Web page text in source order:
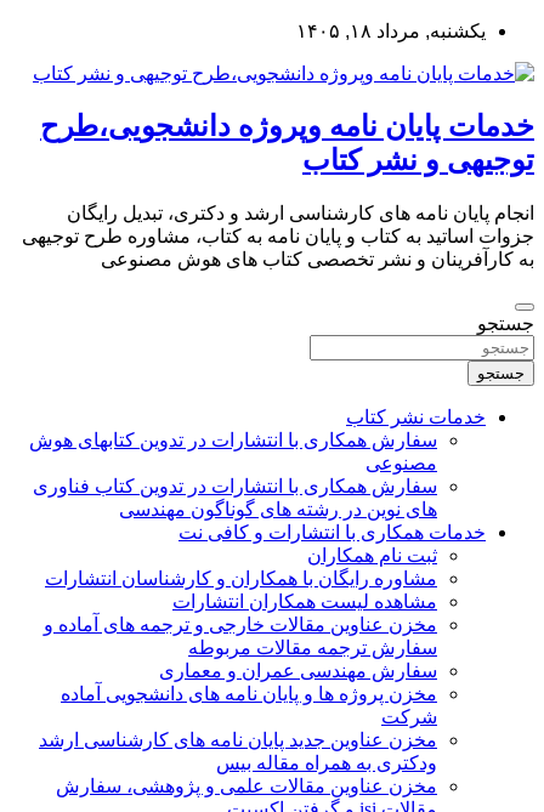
بروید
یکشنبه, مرداد ۱۸, ۱۴۰۵
خدمات پایان نامه وپروژه دانشجویی،طرح
توجیهی و نشر کتاب
انجام پایان نامه های کارشناسی ارشد و دکتری، تبدیل رایگان
جزوات اساتید به کتاب و پایان نامه به کتاب، مشاوره طرح توجیهی
به کارآفرینان و نشر تخصصی کتاب های هوش مصنوعی
جستجو
جستجو
خدمات نشر کتاب
سفارش همکاری با انتشارات در تدوین کتابهای هوش
مصنوعی
سفارش همکاری با انتشارات در تدوین کتاب فناوری
های نوین در رشته های گوناگون مهندسی
خدمات همکاری با انتشارات و کافی نت
ثبت نام همکاران
مشاوره رایگان با همکاران و کارشناسان انتشارات
مشاهده لیست همکاران انتشارات
مخزن عناوین مقالات خارجی و ترجمه های آماده و
سفارش ترجمه مقالات مربوطه
سفارش مهندسی عمران و معماری
مخزن پروژه ها و پایان نامه های دانشجویی آماده
شرکت
مخزن عناوین جدید پایان نامه های کارشناسی ارشد
ودکتری به همراه مقاله بیس
مخزن عناوین مقالات علمی و پژوهشی، سفارش